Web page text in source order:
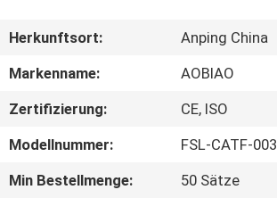
UNS
AUSFLUG
QUALITÄTSKONTROLLE
Herkunftsort:
Anping China
Markenname:
AOBIAO
Zertifizierung:
CE, ISO
Modellnummer:
FSL-CATF-003
Min Bestellmenge:
50 Sätze